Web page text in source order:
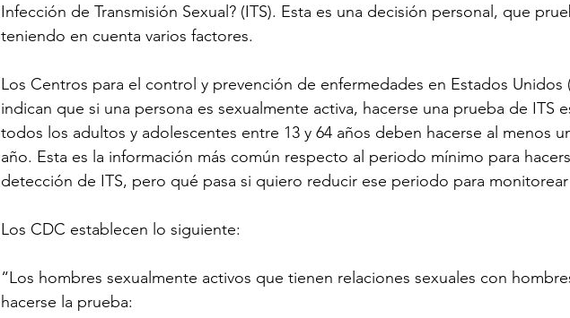
Infección de Transmisión Sexual? (ITS). Esta es una decisión personal, que
teniendo en cuenta varios factores.
Los Centros para el control y prevención de enfermedades en Estados Unidos
indican que si una persona es sexualmente activa, hacerse una prueba de ITS
todos los adultos y adolescentes entre 13 y 64 años deben hacerse al menos
año. Esta es la información más común respecto al periodo mínimo para
detección de ITS, pero qué pasa si quiero reducir ese periodo para monitorear
Los CDC establecen lo siguiente:
“Los hombres sexualmente activos que tienen relaciones sexuales con
hacerse la prueba: